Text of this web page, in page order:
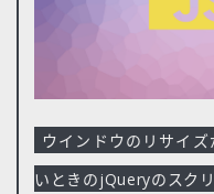
ウインドウのリサイ
いときのjQueryのスク